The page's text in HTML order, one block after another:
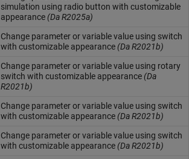
simulation using radio button with customizable
appearance(Da R2025a)
Change parameter or variable value using switch
with customizable appearance(Da R2021b)
Change parameter or variable value using rotary
switch with customizable appearance(Da
R2021b)
Change parameter or variable value using switch
with customizable appearance(Da R2021b)
Change parameter or variable value using switch
with customizable appearance(Da R2021b)